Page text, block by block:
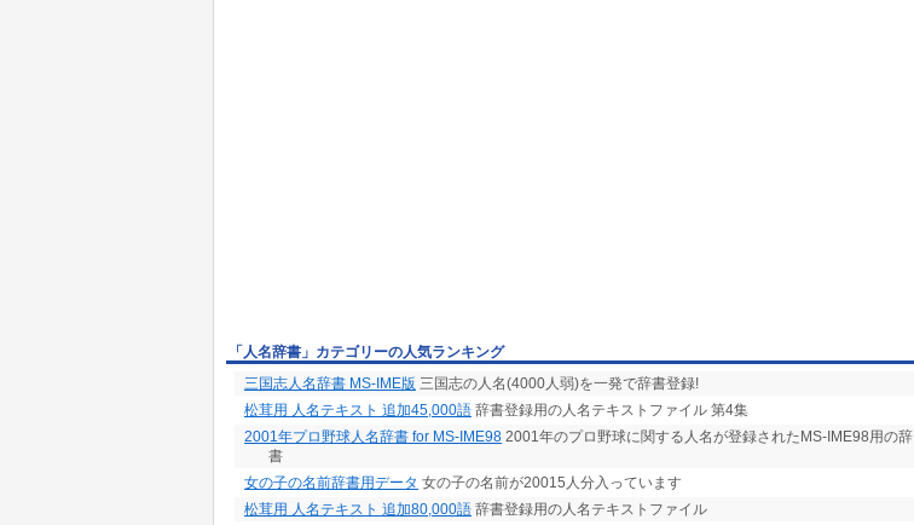
「人名辞書」カテゴリーの人気ランキング
三国志人名辞書 MS-IME版 三国志の人名(4000人弱)を一発で辞書登録!
松茸用 人名テキスト 追加45,000語 辞書登録用の人名テキストファイル 第4集
2001年プロ野球人名辞書 for MS-IME98 2001年のプロ野球に関する人名が登録されたMS-IME98用の辞
書
女の子の名前辞書用データ 女の子の名前が20015人分入っています
松茸用 人名テキスト 追加80,000語 辞書登録用の人名テキストファイル